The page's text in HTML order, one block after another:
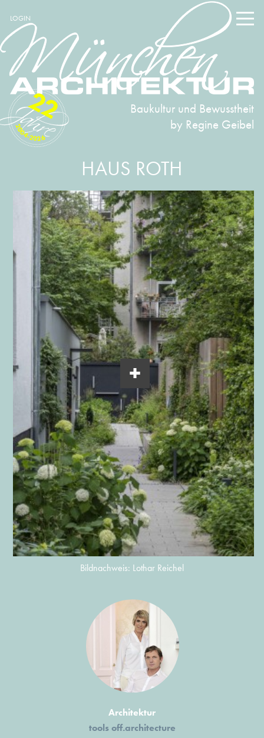
LOGIN
Baukultur und Bewusstheit
by Regine Geibel
2004-2026
22
HAUS ROTH
Bildnachweis: Lothar Reichel
Architektur
tools off.architecture